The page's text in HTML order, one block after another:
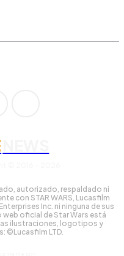
autorizado, respaldado ni
con STAR WARS, Lucasfilm
Inc. ni ninguna de sus
oficial de Star Wars está
ilustraciones, logotipos y
©Lucasfilm LTD.